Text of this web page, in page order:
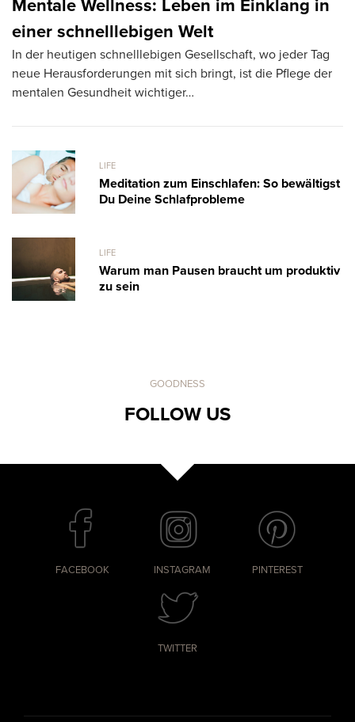
Mentale Wellness: Leben im Einklang in
einer schnelllebigen Welt
In der heutigen schnelllebigen Gesellschaft, wo jeder Tag
neue Herausforderungen mit sich bringt, ist die Pflege der
mentalen Gesundheit wichtiger…
LIFE
Meditation zum Einschlafen: So bewältigst
Du Deine Schlafprobleme
LIFE
Warum man Pausen braucht um produktiv
zu sein
GOODNESS
FOLLOW US
FACEBOOK INSTAGRAM PINTEREST
TWITTER